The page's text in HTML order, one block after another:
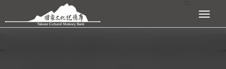
跳到主要內容區塊 展開選單